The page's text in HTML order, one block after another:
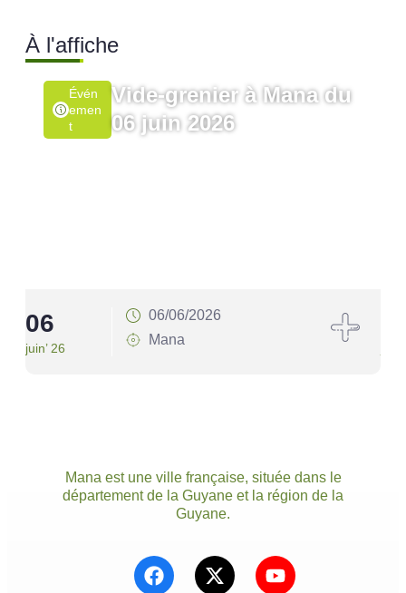
À l'affiche
Évén
Emen
T
Vide-grenier à Mana du
06 juin 2026
06
juin’ 26
06/06/2026
Mana
Mana est une ville française, située dans le
département de la Guyane et la région de la
Guyane.